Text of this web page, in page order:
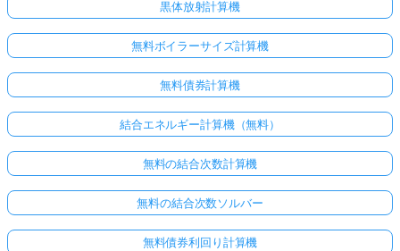
り
ま
ん
初
質
を
黒体放射計算機
無料ボイラーサイズ計算機
無料債券計算機
結合エネルギー計算機（無料）
無料の結合次数計算機
無料の結合次数ソルバー
無料債券利回り計算機